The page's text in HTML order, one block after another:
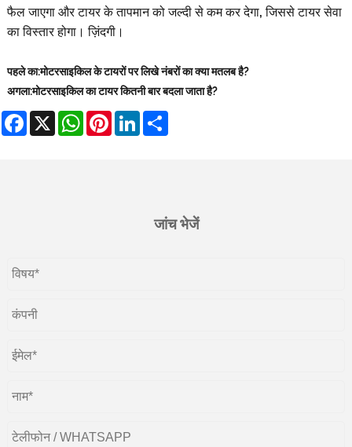
फैल जाएगा और टायर के तापमान को जल्दी से कम कर देगा, जिससे टायर सेवा
का विस्तार होगा। ज़िंदगी।
पहले का:मोटरसाइकिल के टायरों पर लिखे नंबरों का क्या मतलब है?
अगला:मोटरसाइकिल का टायर कितनी बार बदला जाता है?
Facebook
X WhatsApp
PinterestLinkedIn
जांच भेजें